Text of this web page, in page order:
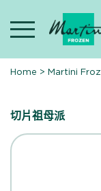
content
Home >Martini
切片祖母派